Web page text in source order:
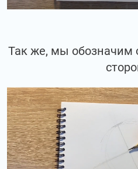
Так же, мы обозначим